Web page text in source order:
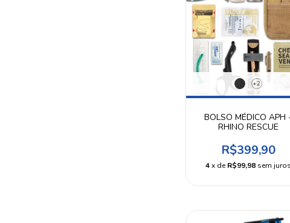
+2
BOLSO MÉDICO APH
RHINO RESCUE
R$399,90
4 x deR$99,98 sem juros